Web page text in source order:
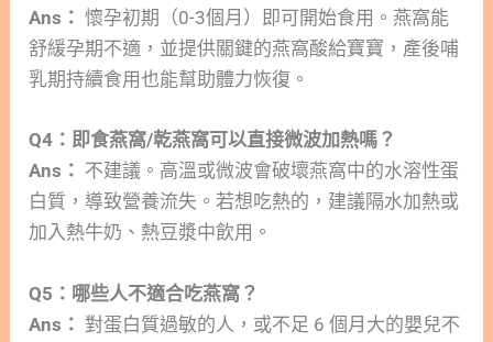
Ans： 懷孕初期（0-3個月）即可開始食用。燕窩能
舒緩孕期不適，並提供關鍵的燕窩酸給寶寶，產後哺
乳期持續食用也能幫助體力恢復。
Q4：即食燕窩/乾燕窩可以直接微波加熱嗎？
Ans： 不建議。高溫或微波會破壞燕窩中的水溶性蛋
白質，導致營養流失。若想吃熱的，建議隔水加熱或
加入熱牛奶、熱豆漿中飲用。
Q5：哪些人不適合吃燕窩？
Ans： 對蛋白質過敏的人，或不足 6 個月大的嬰兒不